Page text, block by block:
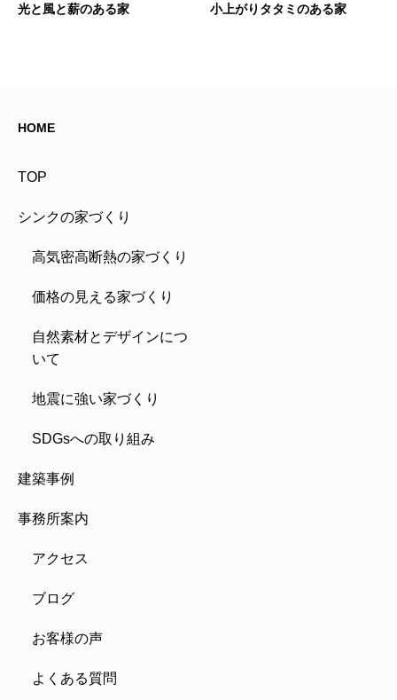
光と風と薪のある家 小上がりタタミのある家
HOME
TOP
シンクの家づくり
高気密高断熱の家づくり
価格の見える家づくり
自然素材とデザインにつ
いて
地震に強い家づくり
SDGsへの取り組み
建築事例
事務所案内
アクセス
ブログ
お客様の声
よくある質問